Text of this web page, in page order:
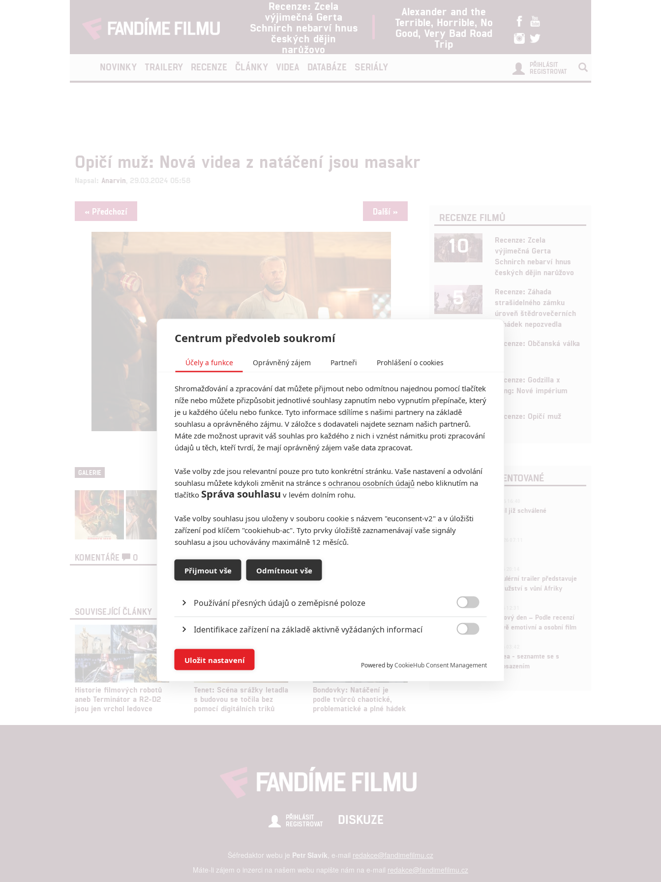
Recenze: Zcela
výjimečná Gerta
Schnirch nebarví hnus
českých dějin
narůžovo
Alexander and the
Terrible, Horrible, No
Good, Very Bad Road
Trip
NOVINKY TRAILERY RECENZE ČLÁNKY VIDEA DATABÁZE SERIÁLY
PŘIHLÁSIT
REGISTROVAT
Opičí muž: Nová videa z natáčení jsou masakr
Napsal: Anarvin , 29.03.2024 05:58
« Předchozí Další »
Universal Pictures
Opičí muž (2024) | Fandíme filmu
GALERIE
KOMENTÁŘE 0
SOUVISEJÍCÍ ČLÁNKY
Historie filmových robotů
aneb Terminátor a R2-D2
jsou jen vrchol ledovce
Tenet: Scéna srážky letadla
s budovou se točila bez
pomocí digitálních triků
Bondovky: Natáčení je
podle tvůrců chaotické,
problematické a plné hádek
RECENZE FILMŮ
10
Recenze: Zcela
výjimečná Gerta
Schnirch nebarví hnus
českých dějin narůžovo
5
Recenze: Záhada
strašidelného zámku
úroveň štědrovečerních
pohádek nepozvedla
Recenze: Občanská válka
6
Recenze: Godzilla x
Kong: Nové impérium
8 Recenze: Opičí muž
POSLEDNÍ KOMENTOVANÉ
Marvel nečekaně zrušil již schválené
pokračování
433
Děti krve a kostí: Regulérní trailer představuje
akční fantasy dobrodružství s vůní Afriky
ČLÁNEK | 30.07.2026 12:31
Spider-Man: Zbrusu nový den – Podle recenzí
máme čekat překvapivě emotivní a osobní film
Velké preview: Odyssea - seznamte se s
maximálně nabitým obsazením
PŘIHLÁSIT
REGISTROVAT
DISKUZE
Šéfredaktor webu je Petr Slavík , e-mail redakce@fandimefilmu.cz
Máte-li zájem o inzerci na našem webu napište nám na e-mail redakce@fandimefilmu.cz
Centrum předvoleb soukromí
Účely a funkce Oprávněný zájem Partneři Prohlášení o cookies
Shromažďování a zpracování dat můžete přijmout nebo odmítnou najednou pomocí tlačítek
níže nebo můžete přizpůsobit jednotlivé souhlasy zapnutím nebo vypnutím přepínače, který
je u každého účelu nebo funkce. Tyto informace sdílíme s našimi partnery na základě
souhlasu a oprávněného zájmu. V záložce s dodavateli najdete seznam našich partnerů.
Máte zde možnost upravit váš souhlas pro každého z nich i vznést námitku proti zpracování
údajů u těch, kteří tvrdí, že mají oprávněný zájem vaše data zpracovat.
Vaše volby zde jsou relevantní pouze pro tuto konkrétní stránku. Vaše nastavení a odvolání
souhlasu můžete kdykoli změnit na stránce s ochranou osobních údajů nebo kliknutím na
tlačítko Správa souhlasu v levém dolním rohu.
Vaše volby souhlasu jsou uloženy v souboru cookie s názvem "euconsent-v2" a v úložišti
zařízení pod klíčem "cookiehub-ac". Tyto prvky úložiště zaznamenávají vaše signály
souhlasu a jsou uchovávány maximálně 12 měsíců.
Přijmout vše Odmítnout vše
Používání přesných údajů o zeměpisné poloze
Identifikace zařízení na základě aktivně vyžádaných informací
Ukládání a/nebo přístup k informacím v zařízení

Reklama založená na omezených údajích a měření reklamy
Personalizovaný obsah, měření obsahu, průzkum publika a vývoj
Poskytování a zobrazování reklamy a obsahu
Powered byCookieHub Consent Management
Uložit nastavení